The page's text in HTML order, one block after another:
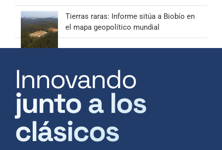
Tierras raras: Informe sitúa a Biobío en
el mapa geopolítico mundial
Innovando
junto a los
clásicos